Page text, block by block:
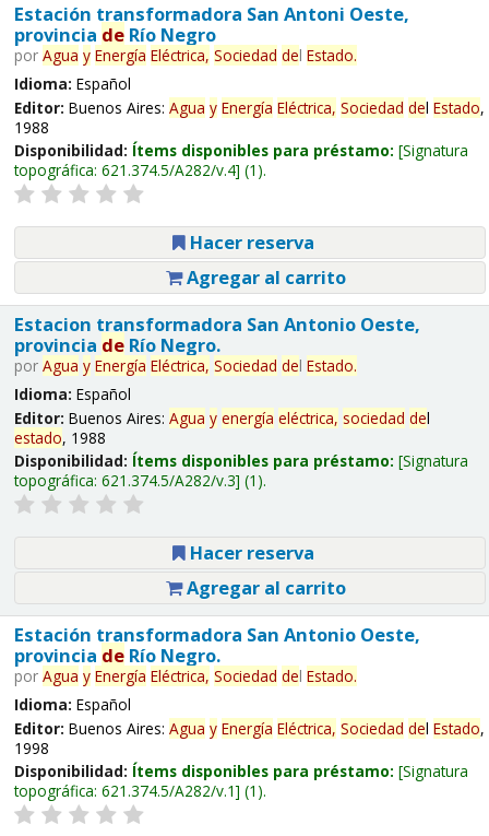
Estación transformadora San Antoni Oeste,
provincia deRío Negro
por Agua y Energía Eléctrica, Sociedad del Estado.
Idioma: Español
Editor: Buenos Aires: Agua y Energía Eléctrica, Sociedad del Estado,
1988
Disponibilidad: Ítems disponibles para préstamo: Signatura
topográfica: 621.374.5/A282/v.4 (1).
Hacer reserva
Agregar al carrito
Estacion transformadora San Antonio Oeste,
provincia deRío Negro.
por Agua y Energía Eléctrica, Sociedad del Estado.
Idioma: Español
Editor: Buenos Aires: Agua y energía eléctrica, sociedad del
estado, 1988
Disponibilidad: Ítems disponibles para préstamo: Signatura
topográfica: 621.374.5/A282/v.3 (1).
Hacer reserva
Agregar al carrito
Estación transformadora San Antonio Oeste,
provincia deRío Negro.
por Agua y Energía Eléctrica, Sociedad del Estado.
Idioma: Español
Editor: Buenos Aires: Agua y Energía Eléctrica, Sociedad del Estado,
1998
Disponibilidad: Ítems disponibles para préstamo: Signatura
topográfica: 621.374.5/A282/v.1 (1).